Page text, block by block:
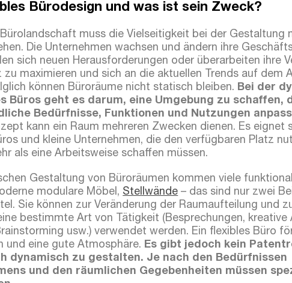
Bürodesign und was ist sein Zweck?
muss die Vielseitigkeit bei der Gestaltung
Die Unternehmen wachsen und ändern ihre
sich neuen Herausforderungen oder überarbeiten ihre
zu maximieren und sich an die aktuellen Trends auf dem
können Büroräume nicht statisch bleiben. Bei der
Büros geht es darum, eine Umgebung zu schaffen,
Bedürfnisse, Funktionen und Nutzungen
kann ein Raum mehreren Zwecken dienen. Es eignet
und kleine Unternehmen, die den verfügbaren Platz
als eine Arbeitsweise schaffen müssen.
Gestaltung von Büroräumen kommen viele
modulare Möbel, Stellwände – das sind nur zwei
Sie können zur Veränderung der Raumaufteilung und
bestimmte Art von Tätigkeit (Besprechungen, kreative
usw.) verwendet werden. Ein flexibles Büro
und eine gute Atmosphäre. Es gibt jedoch kein
dynamisch zu gestalten. Je nach den Bedürfnissen
und den räumlichen Gegebenheiten müssen